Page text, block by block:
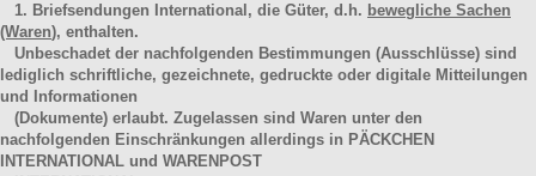
1. Briefsendungen International, die Güter, d.h. bewegliche Sachen
(Waren), enthalten.
Unbeschadet der nachfolgenden Bestimmungen (Ausschlüsse) sind
lediglich schriftliche, gezeichnete, gedruckte oder digitale Mitteilungen
und Informationen
(Dokumente) erlaubt. Zugelassen sind Waren unter den
nachfolgenden Einschränkungen allerdings in PÄCKCHEN
INTERNATIONAL und WARENPOST